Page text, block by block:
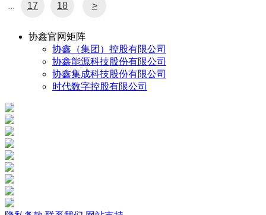
... 17 18 >
协鑫官网矩阵
协鑫（集团）控股有限公司
协鑫能源科技股份有限公司
协鑫集成科技股份有限公司
时代数字控股有限公司